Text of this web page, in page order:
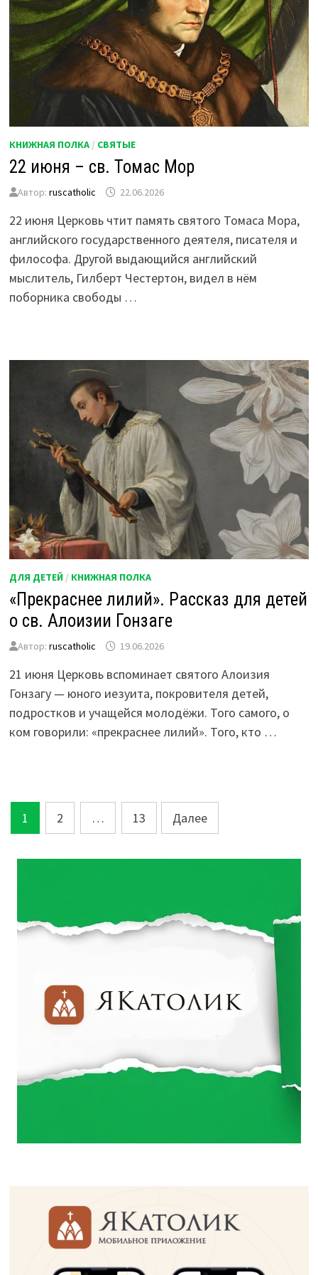
КНИЖНАЯ ПОЛКА / СВЯТЫЕ
22 июня – св. Томас Мор
Автор:ruscatholic 22.06.2026
22 июня Церковь чтит память святого Томаса Мора,
английского государственного деятеля, писателя и
философа. Другой выдающийся английский
мыслитель, Гилберт Честертон, видел в нём
поборника свободы …
ДЛЯ ДЕТЕЙ / КНИЖНАЯ ПОЛКА
«Прекраснее лилий». Рассказ для детей
о св. Алоизии Гонзаге
Автор:ruscatholic 19.06.2026
21 июня Церковь вспоминает святого Алоизия
Гонзагу — юного иезуита, покровителя детей,
подростков и учащейся молодёжи. Того самого, о
ком говорили: «прекраснее лилий». Того, кто …
Пагинация
записей
1 2 … 13 Далее